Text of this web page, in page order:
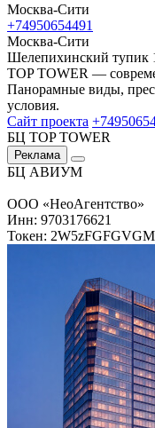
Москва-Сити
+74950654491
Москва-Сити
Шелепихинский тупик
TOP TOWER —
Панорамные виды,
условия.
Сайт проекта
БЦ TOP TOWER
Реклама
БЦ АВИУМ
ООО «НеоАгентство»
Инн: 9703176621
Токен: 2W5zFGFGVGM